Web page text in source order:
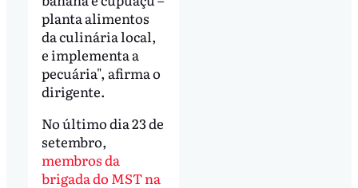
planta alimentos
da culinária local,
e implementa a
pecuária", afirma o
dirigente.
No último dia 23 de
setembro,
membros da
brigada do MST na